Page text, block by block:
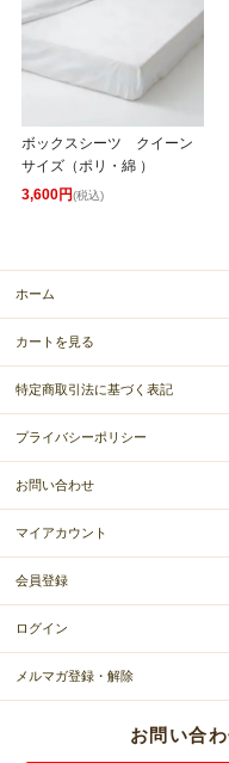
ボックスシーツ クイーン
サイズ（ポリ・綿 ）
3,600円(税込)
ホーム
カートを見る
特定商取引法に基づく表記
プライバシーポリシー
お問い合わせ
マイアカウント
会員登録
ログイン
メルマガ登録・解除
お問い合